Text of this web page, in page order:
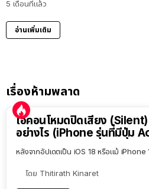
5 เดือนที่แล้ว
อ่านเพิ่มเติม
เรื่องห้ามพลาด
ไอคอนโหมดปิดเสียง (Silent)
อย่างไร (iPhone รุ่นที่มีปุ่ม
หลังจากอัปเดตเป็น iOS 18 หรือแม้ iPhone
โดย Thitirath Kinaret